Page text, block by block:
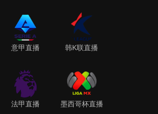
意甲直播 韩K联直播
法甲直播 墨西哥杯直播